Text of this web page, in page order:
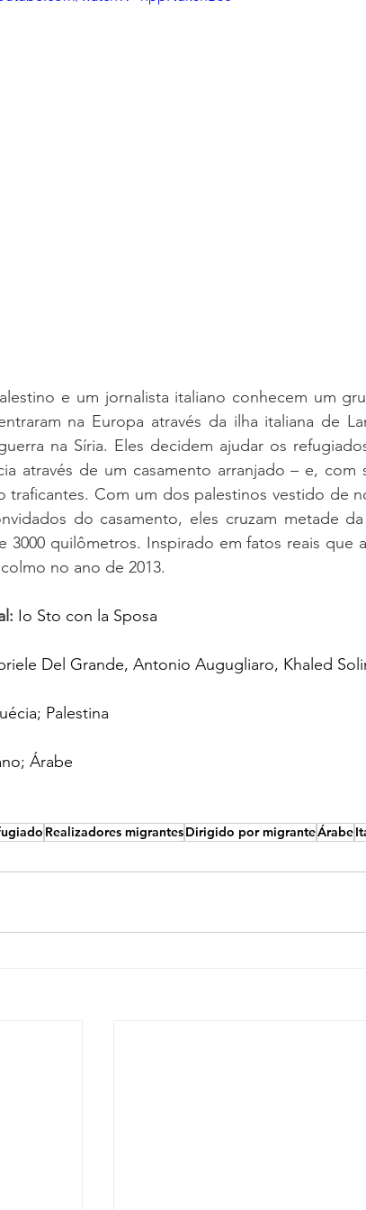
e um jornalista italiano conhecem um
na Europa através da ilha italiana de
na Síria. Eles decidem ajudar os
através de um casamento arranjado – e, com
traficantes. Com um dos palestinos vestido de
do casamento, eles cruzam metade
3000 quilômetros. Inspirado em fatos reais que
no ano de 2013.
Io Sto con la Sposa
Del Grande, Antonio Augugliaro, Khaled
Palestina
Árabe
Realizadores migrantesDirigido por migranteÁrabe